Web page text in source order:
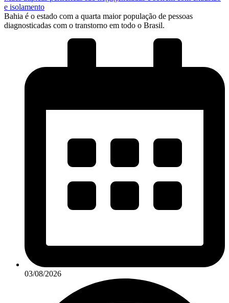
e isolamento
Bahia é o estado com a quarta maior população de pessoas
diagnosticadas com o transtorno em todo o Brasil.
03/08/2026